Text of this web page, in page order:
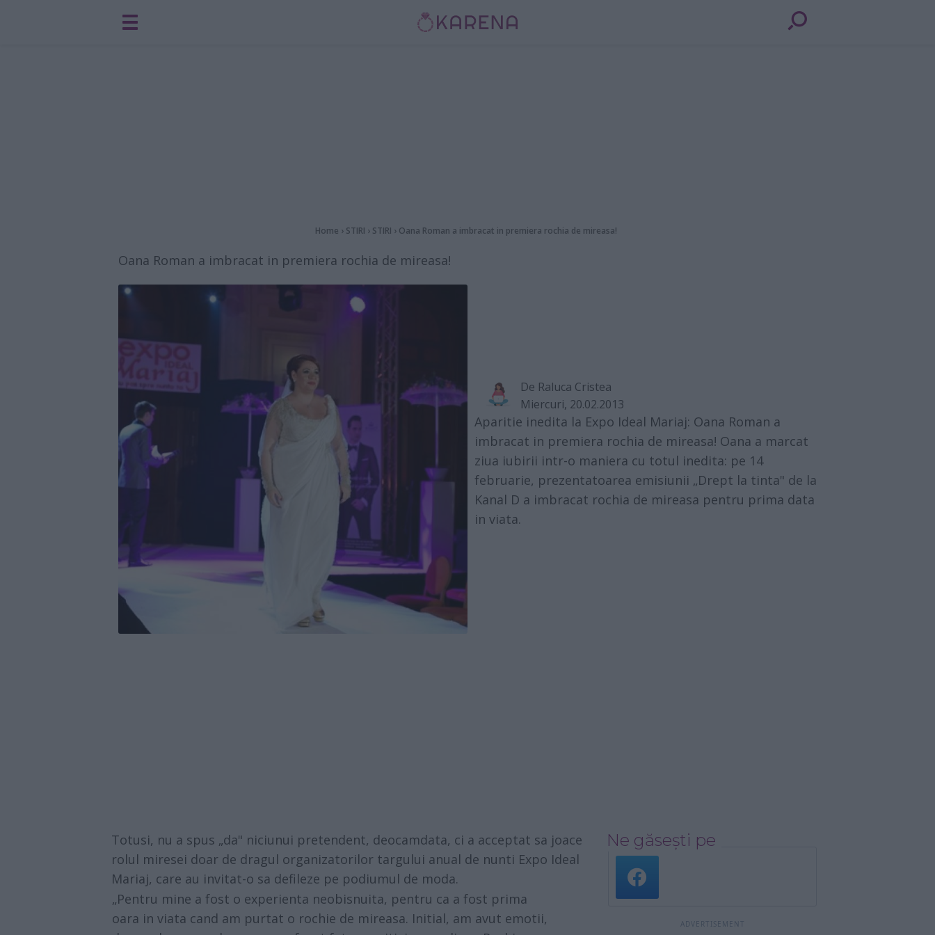
Home › STIRI › STIRI › Oana Roman a imbracat in premiera rochia de mireasa!
Oana Roman a imbracat in premiera rochia de mireasa!
De Raluca Cristea
Miercuri, 20.02.2013
Aparitie inedita la Expo Ideal Mariaj: Oana Roman a
imbracat in premiera rochia de mireasa! Oana a marcat
ziua iubirii intr-o maniera cu totul inedita: pe 14
februarie, prezentatoarea emisiunii „Drept la tinta" de la
Kanal D a imbracat rochia de mireasa pentru prima data
in viata.
Totusi, nu a spus „da" niciunui pretendent, deocamdata, ci a acceptat sa joace
rolul miresei doar de dragul organizatorilor targului anual de nunti Expo Ideal
Mariaj, care au invitat-o sa defileze pe podiumul de moda.
„Pentru mine a fost o experienta neobisnuita, pentru ca a fost prima
oara in viata cand am purtat o rochie de mireasa. Initial, am avut emotii,
Ne găsești pe